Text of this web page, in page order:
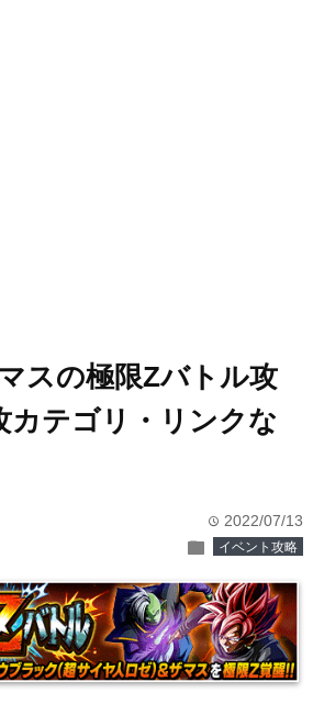
スの極限Zバトル攻
カテゴリ・リンクな
time 2022/07/13
folder イベント攻略